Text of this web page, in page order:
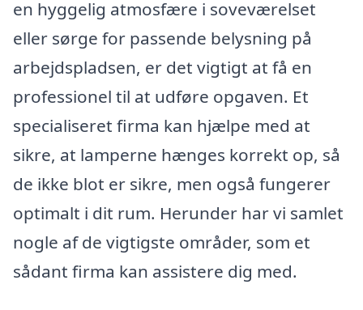
en hyggelig atmosfære i soveværelset
eller sørge for passende belysning på
arbejdspladsen, er det vigtigt at få en
professionel til at udføre opgaven. Et
specialiseret firma kan hjælpe med at
sikre, at lamperne hænges korrekt op, så
de ikke blot er sikre, men også fungerer
optimalt i dit rum. Herunder har vi samlet
nogle af de vigtigste områder, som et
sådant firma kan assistere dig med.